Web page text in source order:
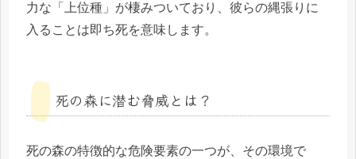
力な「上位種」が棲みついており、彼らの縄張りに
入ることは即ち死を意味します。
死の森に潜む脅威とは？
死の森の特徴的な危険要素の一つが、その環境で